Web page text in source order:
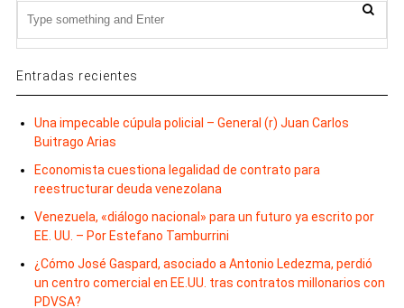
Entradas recientes
Una impecable cúpula policial – General (r) Juan Carlos
Buitrago Arias
Economista cuestiona legalidad de contrato para
reestructurar deuda venezolana
Venezuela, «diálogo nacional» para un futuro ya escrito por
EE. UU. – Por Estefano Tamburrini
¿Cómo José Gaspard, asociado a Antonio Ledezma, perdió
un centro comercial en EE.UU. tras contratos millonarios con
PDVSA?